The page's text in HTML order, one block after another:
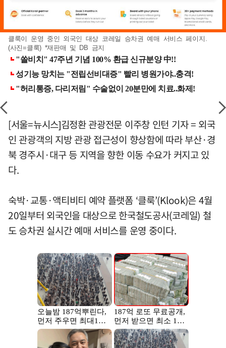
클룩이 운영 중인 외국인 대상 코레일 승차권 예매 서비스 페이지.
(사진=클룩) *재판매 및 DB 금지
[서울=뉴시스]김정환 관광전문 이주창 인턴 기자 = 외국
인 관광객의 지방 관광 접근성이 향상함에 따라 부산·경
북 경주시·대구 등 지역을 향한 이동 수요가 커지고 있
다.
숙박·교통·액티비티 예약 플랫폼 ‘클룩’(Klook)은 4월
20일부터 외국인을 대상으로 한국철도공사(코레일) 철
도 승차권 실시간 예매 서비스를 운영 중이다.